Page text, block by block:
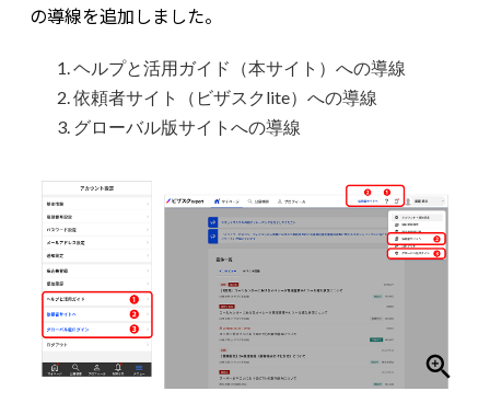
の導線を追加しました。
ヘルプと活用ガイド（本サイト）への導線
依頼者サイト（ビザスクlite）への導線
グローバル版サイトへの導線